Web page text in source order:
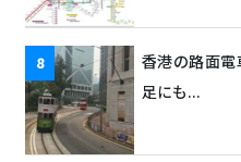
香港の路面
足にも...